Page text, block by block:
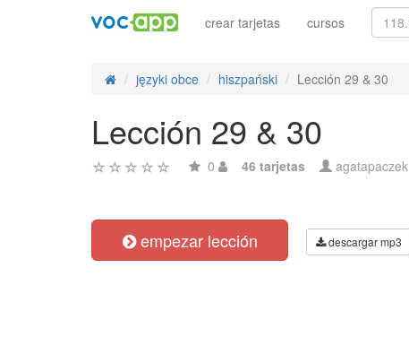
crear tarjetas cursos
języki obce hiszpański Lección 29 & 30
Lección 29 & 30
0 46 tarjetas agatapaczek
empezar lección descargar mp3